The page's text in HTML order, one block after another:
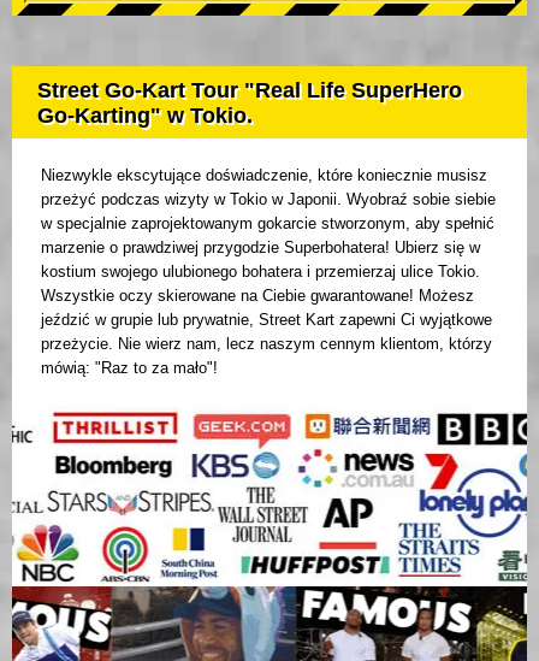
Street Go-Kart Tour "Real Life SuperHero
Go-Karting" w Tokio.
Niezwykle ekscytujące doświadczenie, które koniecznie musisz
przeżyć podczas wizyty w Tokio w Japonii. Wyobraź sobie siebie
w specjalnie zaprojektowanym gokarcie stworzonym, aby spełnić
marzenie o prawdziwej przygodzie Superbohatera! Ubierz się w
kostium swojego ulubionego bohatera i przemierzaj ulice Tokio.
Wszystkie oczy skierowane na Ciebie gwarantowane! Możesz
jeździć w grupie lub prywatnie, Street Kart zapewni Ci wyjątkowe
przeżycie. Nie wierz nam, lecz naszym cennym klientom, którzy
mówią: "Raz to za mało"!